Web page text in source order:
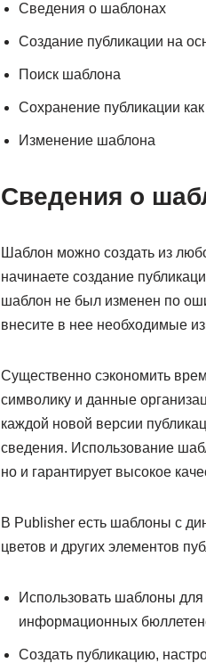
Сведения о шаблонах
Создание публикации на
Поиск шаблона
Сохранение публикации
Изменение шаблона
Сведения о
Шаблон можно создать из
начинаете создание
шаблон не был изменен по
внесите в нее необходимые
Существенно сэкономить
символику и данные
каждой новой версии
сведения. Использование
но и гарантирует высокое
В Publisher есть шаблоны с
цветов и других элементов
Использовать шаблоны
информационных
Создать публикацию,